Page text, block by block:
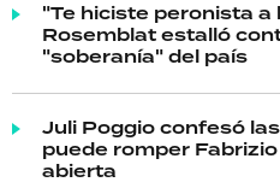
"Te hiciste peronista a
Rosemblat estalló
"soberanía" del país
Juli Poggio confesó
puede romper
abierta